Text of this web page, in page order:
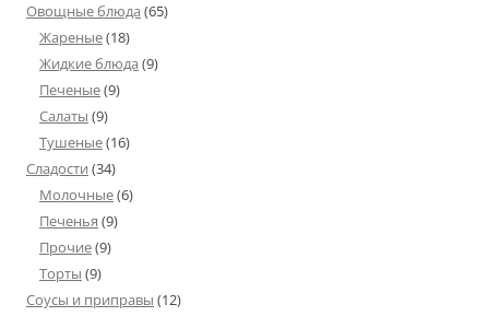
Овощные блюда (65)
Жареные(18)
Жидкие блюда (9)
Печеные(9)
Салаты (9)
Тушеные(16)
Сладости (34)
Молочные(6)
Печенья (9)
Прочие(9)
Торты (9)
Соусы и приправы (12)